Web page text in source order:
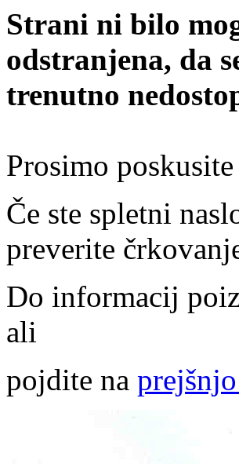
Strani ni bilo
odstranjena, da
trenutno
Prosimo
Če ste spletni
preverite
Do informacij
ali
pojdite na